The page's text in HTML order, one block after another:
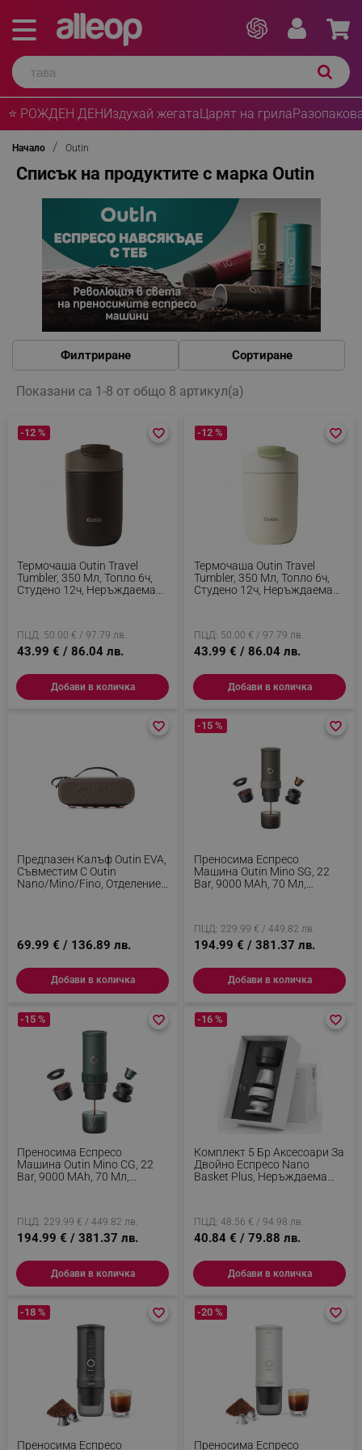
⭐ РОЖДЕН ДЕНИздухай жегатаЦарят на грила
Начало Outin
Списък на продуктите с марка Outin
Филтриране Сортиране
Показани са 1-8 от общо 8 артикул(а)
Термочаша Outin Travel
Tumbler, 350 Мл, Топло 6ч,
Студено 12ч, Неръждаема
-12 %
ПЦД: 50.00 € / 97.79 лв.
43.99 € / 86.04 лв.
favorite_border
favorite_border
Добави в количка
Термочаша Outin Travel
Tumbler, 350 Мл, Топло 6ч,
Студено 12ч, Неръждаема
-12 %
ПЦД: 50.00 € / 97.79 лв.
43.99 € / 86.04 лв.
favorite_border
favorite_border
Добави в количка
Предпазен Калъф Outin EVA,
Съвместим С Outin
Nano/Mino/Fino, Отделение
69.99 € / 136.89 лв.
favorite_border
favorite_border
Добави в количка
Преносима Еспресо
Машина Outin Mino SG, 22
Bar, 9000 MAh, 70 Мл,
-15 %
ПЦД: 229.99 € / 449.82 лв.
194.99 € / 381.37 лв.
favorite_border
favorite_border
Добави в количка
Преносима Еспресо
Машина Outin Mino CG, 22
Bar, 9000 MAh, 70 Мл,
-15 %
ПЦД: 229.99 € / 449.82 лв.
194.99 € / 381.37 лв.
favorite_border
favorite_border
Добави в количка
Комплект 5 Бр Аксесоари За
Двойно Еспресо Nano
Basket Plus, Неръждаема
-16 %
ПЦД: 48.56 € / 94.98 лв.
40.84 € / 79.88 лв.
favorite_border
favorite_border
Добави в количка
Преносима Еспресо
-18 % favorite_border
favorite_border
Преносима Еспресо
-20 % favorite_border
favorite_border